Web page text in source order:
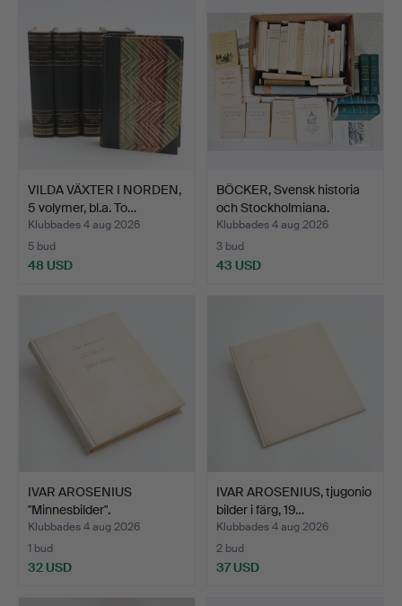
VILDA VÄXTER I NORDEN,
5 volymer, bl.a. To…
Klubbades 4 aug 2026
5 bud
48 USD
BÖCKER, Svensk historia
och Stockholmiana.
Klubbades 4 aug 2026
3 bud
43 USD
IVAR AROSENIUS
"Minnesbilder".
Klubbades 4 aug 2026
1 bud
32 USD
IVAR AROSENIUS, tjugonio
bilder i färg, 19…
Klubbades 4 aug 2026
2 bud
37 USD